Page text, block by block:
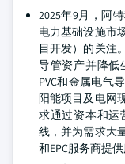
2025年9月，阿
电力基础设施市
目开发）的关注
导管资产并降低
PVC和金属电气
阳能项目及电网
求通过资本和运
线，并为需求大
和EPC服务商提供